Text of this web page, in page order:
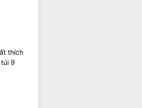
thích
9